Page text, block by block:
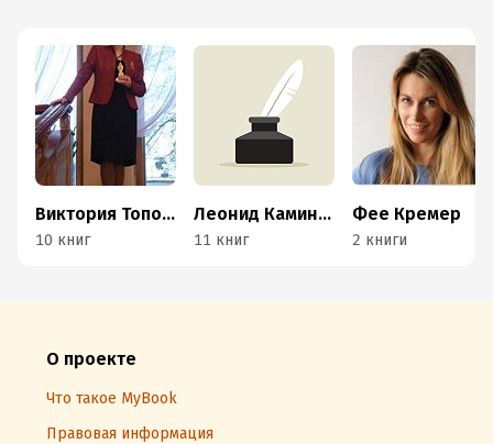
Виктория Топоногова
10 книг
Леонид Каминский
11 книг
Фее Кремер
2 книги
О проекте
Что такое MyBook
Правовая информация